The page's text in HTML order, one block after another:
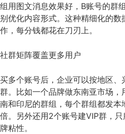
组用图文消息效果好，B账号的群
别优化内容形式。这种精细化的
作，每分钱都花在刀刃上。
社群矩阵覆盖更多用户
买多个账号后，企业可以按地区
群。比如一个品牌做东南亚市场
南和印尼的群组，每个群组都发
倍。另外还用2个账号建VIP群，
牌粘性。